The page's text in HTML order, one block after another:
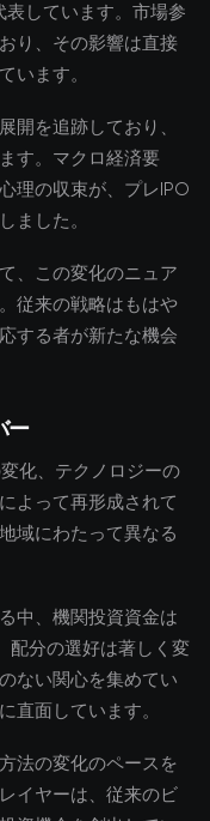
しています。市場参
り、その影響は直接
います。
開を追跡しており、
す。マクロ経済要
理の収束が、プレIPO
ました。
、この変化のニュア
従来の戦略はもはや
する者が新たな機会
ー
化、テクノロジーの
よって再形成されて
域にわたって異なる
中、機関投資資金は
配分の選好は著しく変
ない関心を集めてい
直面しています。
法の変化のペースを
イヤーは、従来のビ